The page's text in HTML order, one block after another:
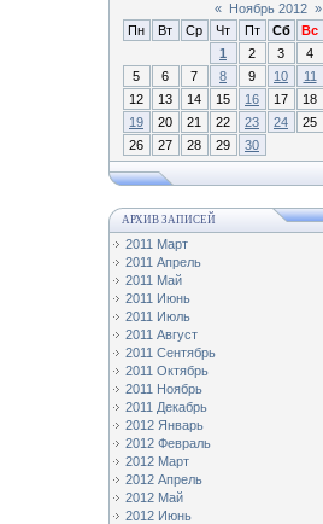
« Ноябрь 2012 »
Пн
Вт Ср Чт Пт Сб
Вс
1
2 3
4
5
6 7 8 9 10
11
12
13 14 15 16 17
18
19
20 21 22 23 24
25
26
27 28 29 30
АРХИВ ЗАПИСЕЙ
2011 Март
2011 Апрель
2011 Май
2011 Июнь
2011 Июль
2011 Август
2011 Сентябрь
2011 Октябрь
2011 Ноябрь
2011 Декабрь
2012 Январь
2012 Февраль
2012 Март
2012 Апрель
2012 Май
2012 Июнь